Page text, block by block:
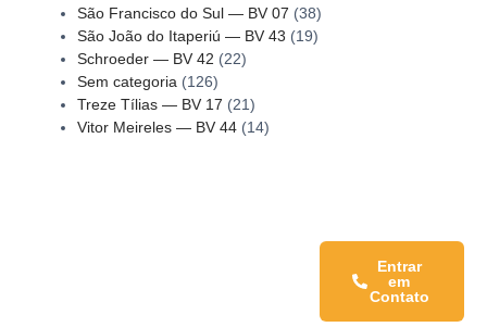
São Francisco do Sul — BV 07 (38)
São João do Itaperiú — BV 43 (19)
Schroeder — BV 42 (22)
Sem categoria (126)
Treze Tílias — BV 17 (21)
Vitor Meireles — BV 44(14)
Entrar
em
Contato